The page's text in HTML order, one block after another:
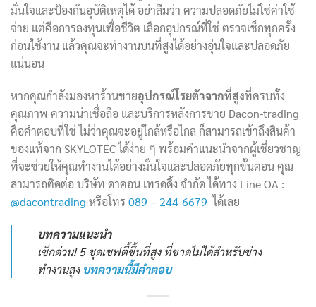
มั่นใจและป้องกันอุบัติเหตุได้ อย่าลืมว่า ความปลอดภัยไม่ใช่ค่าใช้
จ่าย แต่คือการลงทุนเพื่อชีวิต เลือกอุปกรณ์ที่ใช่ ตรวจเช็กทุกครั้ง
ก่อนใช้งาน แล้วคุณจะทำงานบนที่สูงได้อย่างอุ่นใจและปลอดภัย
แน่นอน
หากคุณกำลังมองหาร้านขายอุปกรณ์โรยตัวจากที่สูงที่ครบทั้ง
คุณภาพ ความน่าเชื่อถือ และบริการหลังการขาย Dacon-trading
คือคำตอบที่ใช่ ไม่ว่าคุณจะอยู่ใกล้หรือไกล ก็สามารถเข้าถึงสินค้า
ของแท้จาก SKYLOTEC ได้ง่าย ๆ พร้อมคำแนะนำจากผู้เชี่ยวชาญ
ที่จะช่วยให้คุณทำงานได้อย่างมั่นใจและปลอดภัยทุกขั้นตอน คุณ
สามารถติดต่อ บริษัท ดาคอน เทรดดิ้ง จำกัด ได้ทาง Line OA :
@dacontrading หรือโทร 089 – 244-6679 ได้เลย
บทความแนะนำ
เช็กด่วน! 5 ชุดเซฟตี้ขึ้นที่สูง ที่ขาดไม่ได้สำหรับช่าง
ทำงานสูง บทความนี้มีคำตอบ